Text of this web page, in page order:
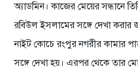
অ্যাডমিন। কাজের মেয়ের সন্ধানে
রবিউল ইসলামের সঙ্গে দেখা করার
নাইট কোচে রংপুর নগরীর কামার
সঙ্গে দেখা হয়। এরপর থেকে তার